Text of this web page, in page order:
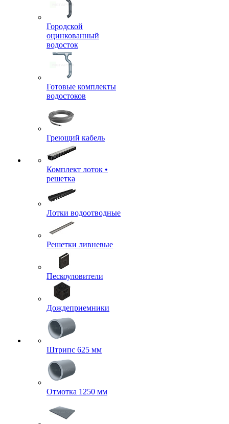
Городской
оцинкованный
водосток
Готовые комплекты
водостоков
Греющий кабель
Комплект лоток •
решетка
Лотки водоотводные
Решетки ливневые
Пескоуловители
Дождеприемники
Штрипс 625 мм
Отмотка 1250 мм